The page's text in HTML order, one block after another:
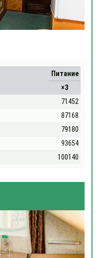
Питание
×3
71452
87168
79180
93654
100140